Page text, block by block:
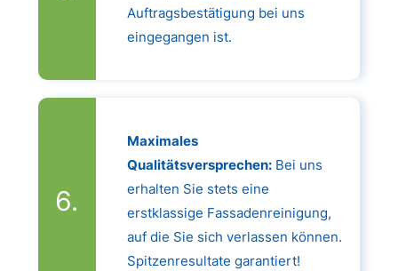
Auftragsbestätigung bei uns
eingegangen ist.
Maximales
Qualitätsversprechen:Bei uns
erhalten Sie stets eine
erstklassige Fassadenreinigung,
auf die Sie sich verlassen können.
Spitzenresultate garantiert!